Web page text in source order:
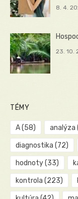
8. 4.
23. 10.
TÉMY
A(58) analýza
diagnostika (72)
hodnoty(33)
kontrola (223)